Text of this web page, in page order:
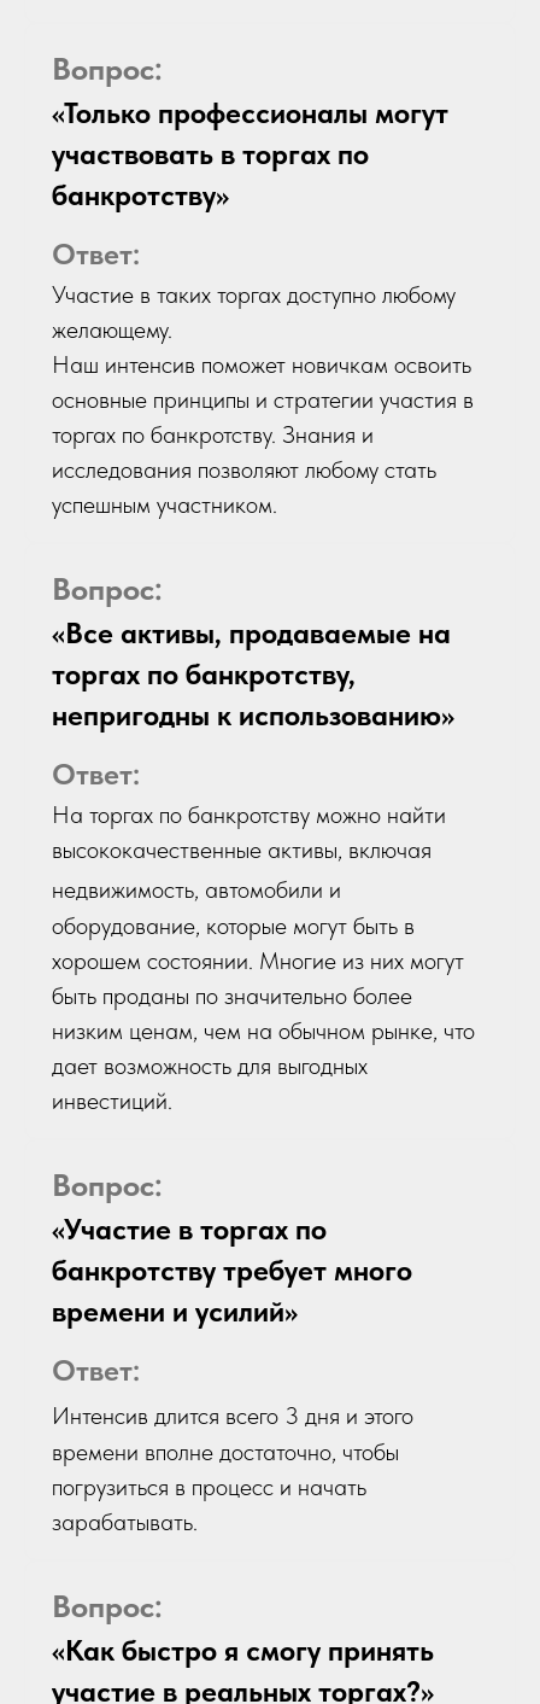
Вопрос:
«Только профессионалы могут
участвовать в торгах по
банкротству»
Ответ:
Участие в таких торгах доступно любому
желающему.
Наш интенсив поможет новичкам освоить
основные принципы и стратегии участия в
торгах по банкротству. Знания и
исследования позволяют любому стать
успешным участником.
Вопрос:
«Все активы, продаваемые на
торгах по банкротству,
непригодны к использованию»
Ответ:
На торгах по банкротству можно найти
высококачественные активы, включая
недвижимость, автомобили и
оборудование, которые могут быть в
хорошем состоянии. Многие из них могут
быть проданы по значительно более
низким ценам, чем на обычном рынке, что
дает возможность для выгодных
инвестиций.
Вопрос:
«Участие в торгах по
банкротству требует много
времени и усилий»
Ответ:
Интенсив длится всего 3 дня и этого
времени вполне достаточно, чтобы
погрузиться в процесс и начать
зарабатывать.
Вопрос:
«Как быстро я смогу принять
участие в реальных торгах?»